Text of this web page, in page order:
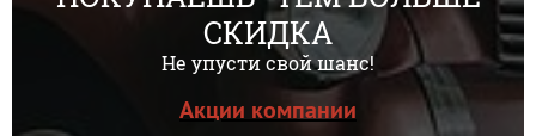
СКИДКА
Не упусти свой шанс!
Акции компании